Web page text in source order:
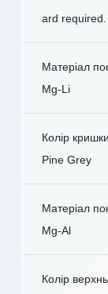
ard required.
Матеріал
Mg-Li
Колір кришки
Pine Grey
Матеріал
Mg-Al
Колір